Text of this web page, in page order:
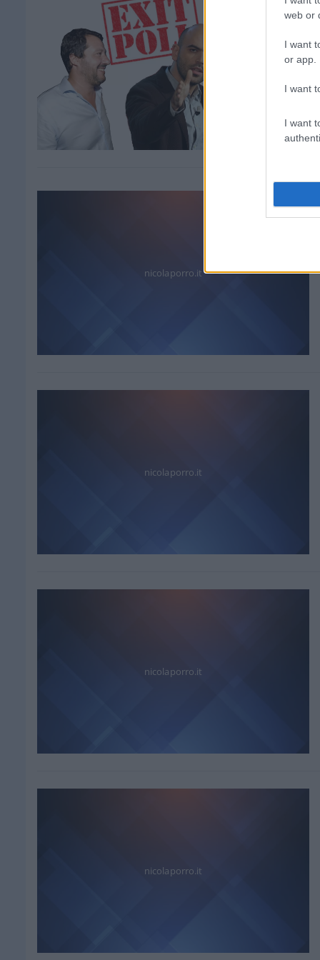
web or
I want
or app.
I want
I want
nicolaporro.it
nicolaporro.it
nicolaporro.it
nicolaporro.it